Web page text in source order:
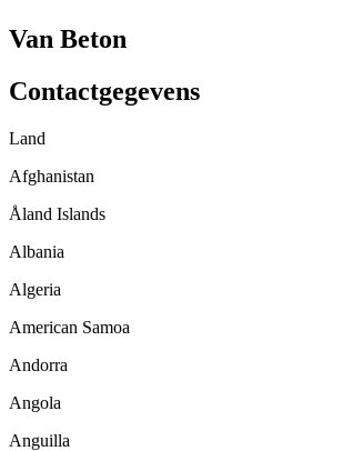
Van Beton
Contactgegevens
Land
Afghanistan
Åland Islands
Albania
Algeria
American Samoa
Andorra
Angola
Anguilla